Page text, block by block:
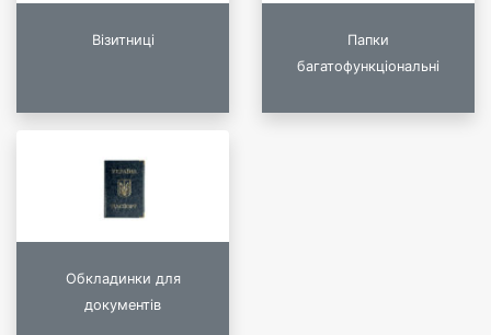
Візитниці
Папки
багатофункціональні
Обкладинки для
документів